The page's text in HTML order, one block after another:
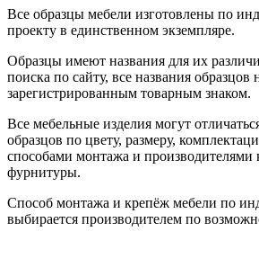
Все образцы мебели изготовлены по
проекту в единственном экземпляре.
Образцы имеют названия для их
поиска по сайту, все названия образцов
зарегистрированным товарным знаком.
Все мебельные изделия могут
образцов по цвету, размеру,
способами монтажа и
фурнитуры.
Способ монтажа и крепёж мебели по
выбирается производителем по